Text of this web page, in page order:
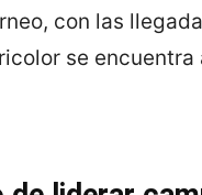
con las
se